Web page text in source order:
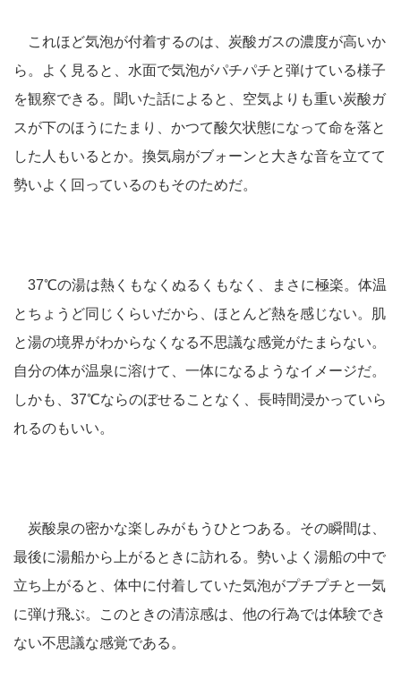
これほど気泡が付着するのは、炭酸ガスの濃度が高いか
ら。よく見ると、水面で気泡がパチパチと弾けている様子
を観察できる。聞いた話によると、空気よりも重い炭酸ガ
スが下のほうにたまり、かつて酸欠状態になって命を落と
した人もいるとか。換気扇がブォーンと大きな音を立てて
勢いよく回っているのもそのためだ。
37℃の湯は熱くもなくぬるくもなく、まさに極楽。体温
とちょうど同じくらいだから、ほとんど熱を感じない。肌
と湯の境界がわからなくなる不思議な感覚がたまらない。
自分の体が温泉に溶けて、一体になるようなイメージだ。
しかも、37℃ならのぼせることなく、長時間浸かっていら
れるのもいい。
炭酸泉の密かな楽しみがもうひとつある。その瞬間は、
最後に湯船から上がるときに訪れる。勢いよく湯船の中で
立ち上がると、体中に付着していた気泡がプチプチと一気
に弾け飛ぶ。このときの清涼感は、他の行為では体験でき
ない不思議な感覚である。